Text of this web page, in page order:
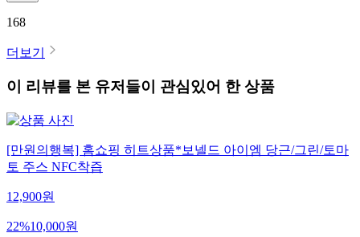
168
더보기
이 리뷰를 본 유저들이 관심있어 한 상품
[만원의행복] 홈쇼핑 히트상품*보넬드 아이엠 당근/그린/토마
토 주스 NFC착즙
12,900원
22%10,000원